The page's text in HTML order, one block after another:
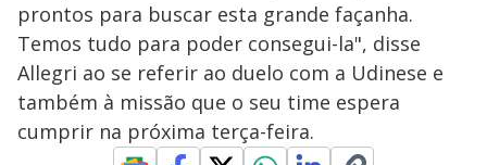
prontos para buscar esta grande façanha.
Temos tudo para poder consegui-la", disse
Allegri ao se referir ao duelo com a Udinese e
também à missão que o seu time espera
cumprir na próxima terça-feira.